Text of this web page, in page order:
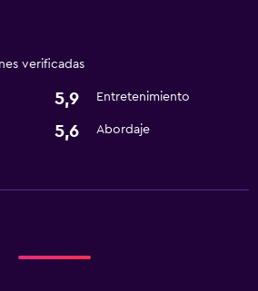
verificadas
5,9 Entretenimiento
5,6 Abordaje